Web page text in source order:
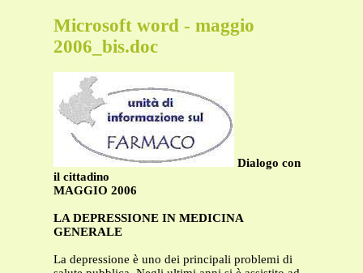
Microsoft word - maggio
2006_bis.doc
Dialogo con
il cittadino
MAGGIO 2006
LA DEPRESSIONE IN MEDICINA
GENERALE
La depressione è uno dei principali problemi di